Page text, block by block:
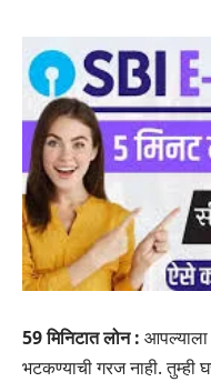
59 मिनिटात लोन : आपल्याला
भटकण्याची गरज नाही.